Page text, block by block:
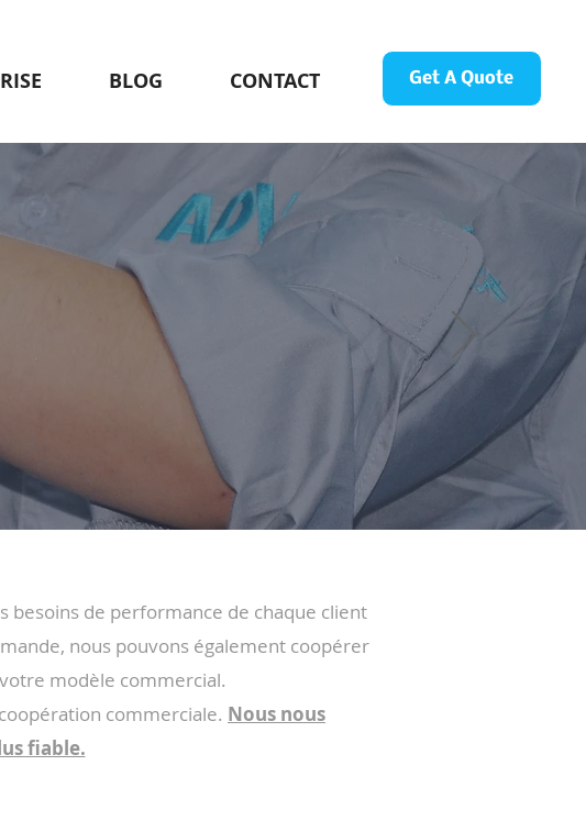
BLOG CONTACT Get A Quote
besoins de performance de chaque client
nous pouvons également coopérer
modèle commercial.
commerciale. Nous nous
fiable.